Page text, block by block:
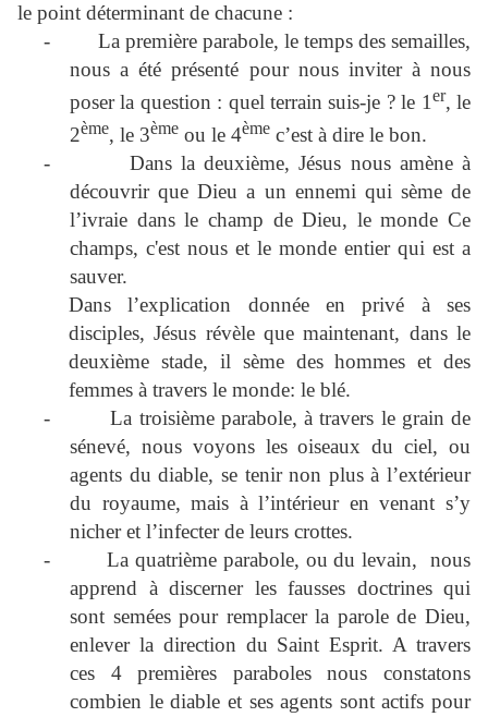
le point déterminant de chacune :
-
La première parabole, le temps des semailles,
nous a été présenté pour nous inviter à nous
poser la question : quel terrain suis-je ? le 1er, le
2ème, le 3ème ou le 4ème c’est à dire le bon.
-
Dans la deuxième, Jésus nous amène à
découvrir que Dieu a un ennemi qui sème de
l’ivraie dans le champ de Dieu, le monde Ce
champs, c'est nous et le monde entier qui est a
sauver.
Dans l’explication donnée en privé à ses
disciples, Jésus révèle que maintenant, dans le
deuxième stade, il sème des hommes et des
femmes à travers le monde: le blé.
-
La troisième parabole, à travers le grain de
sénevé, nous voyons les oiseaux du ciel, ou
agents du diable, se tenir non plus à l’extérieur
du royaume, mais à l’intérieur en venant s’y
nicher et l’infecter de leurs crottes.
-
La quatrième parabole, ou du levain, nous
apprend à discerner les fausses doctrines qui
sont semées pour remplacer la parole de Dieu,
enlever la direction du Saint Esprit. A travers
ces 4 premières paraboles nous constatons
combien le diable et ses agents sont actifs pour